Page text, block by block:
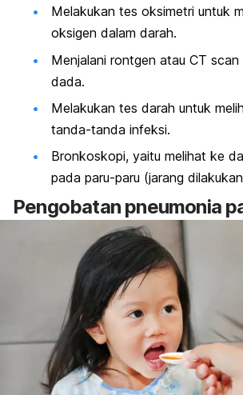
Melakukan tes oksimetri untuk
oksigen dalam darah.
Menjalani rontgen atau CT
dada.
Melakukan tes darah untuk
tanda-tanda infeksi.
Bronkoskopi, yaitu melihat ke
pada paru-paru (jarang
Pengobatan pneumonia